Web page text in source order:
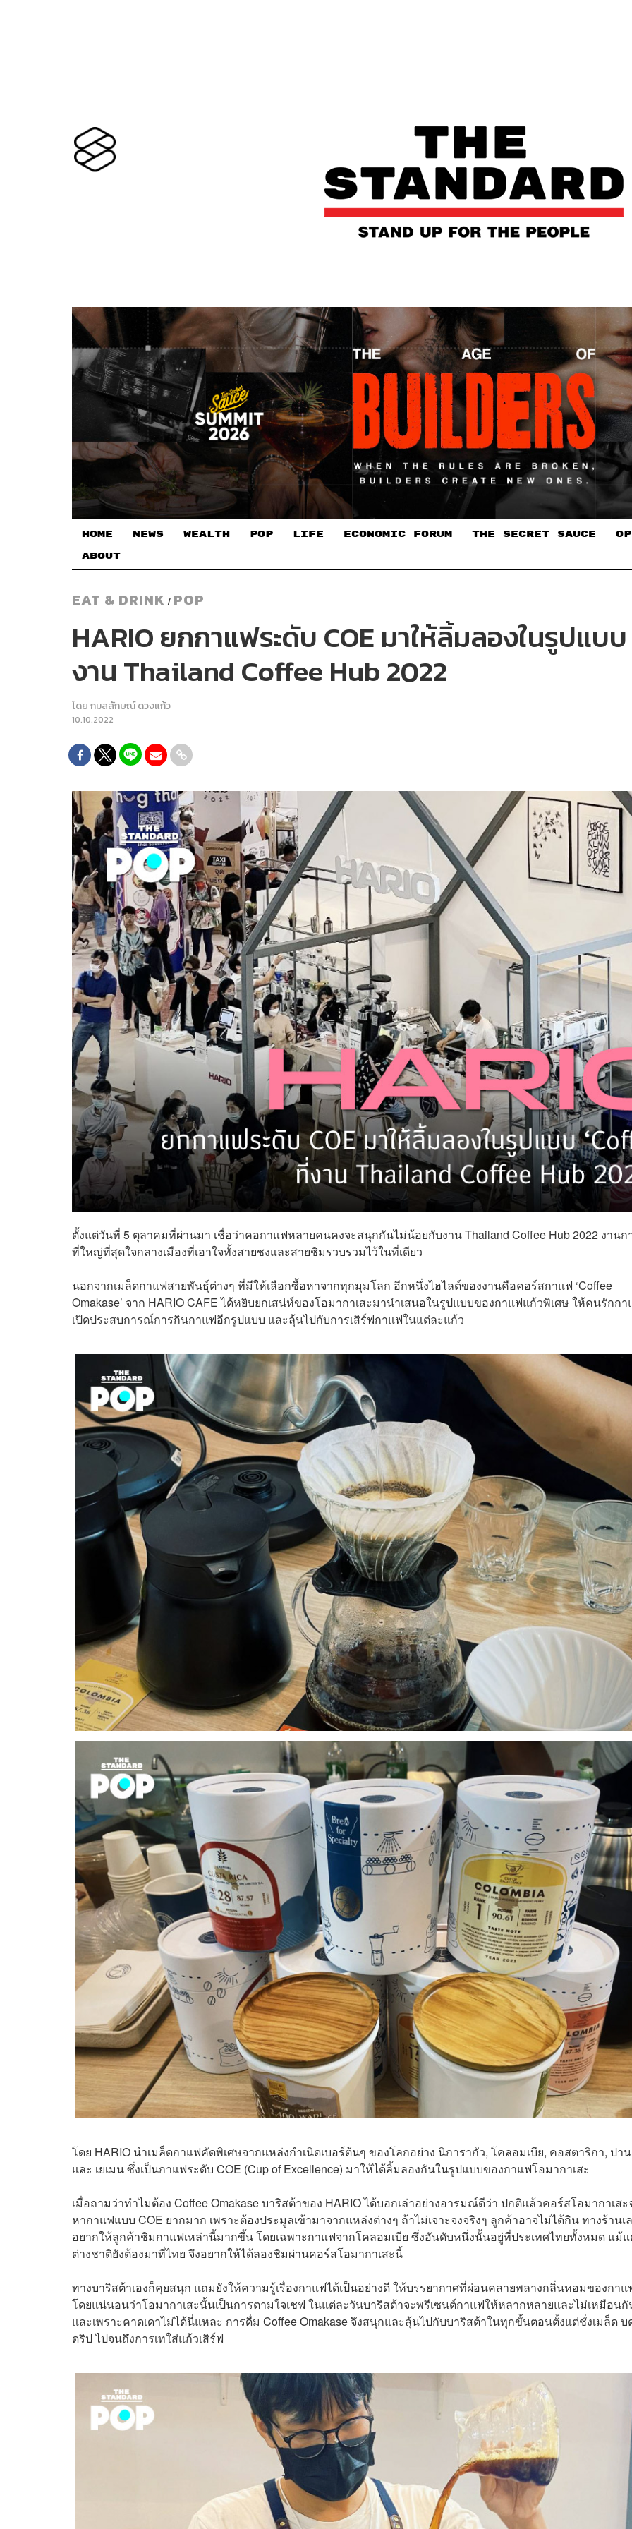
HOME NEWS WEALTH POP LIFE ECONOMIC FORUM THE SECRET SAUCE​
ABOUT
EAT & DRINK / POP
HARIO ยกกาแฟระดับ COE มาให้ลิ้มลองในรูปแบบ
งาน Thailand Coffee Hub 2022
โดยกมลลักษณ์ ดวงแก้ว
10.10.2022
ตั้งแต่วันที่ 5 ตุลาคมที่ผ่านมา เชื่อว่าคอกาแฟหลายคนคงจะสนุกกันไม่น้อยกับงาน Thailand Coffee Hub 2022 งานก
ที่ใหญ่ที่สุดใจกลางเมืองที่เอาใจทั้งสายชงและสายชิมรวบรวมไว้ในที่เดียว
นอกจากเมล็ดกาแฟสายพันธ์ุต่างๆ ที่มีให้เลือกซื้อหาจากทุกมุมโลก อีกหนึ่งไฮไลต์ของงานคือคอร์สกาแฟ ‘Coffee
Omakase’ จาก HARIOCAFE ได้หยิบยกเสน่ห์ของโอมากาเสะมานำเสนอในรูปแบบของกาแฟแก้วพิเศษ ให้คนรักก
เปิดประสบการณ์การกินกาแฟอีกรูปแบบ และลุ้นไปกับการเสิร์ฟกาแฟในแต่ละแก้ว
โดย HARIO นำเมล็ดกาแฟคัดพิเศษจากแหล่งกำเนิดเบอร์ต้นๆ ของโลกอย่าง นิการากัว, โคลอมเบีย, คอสตาริกา, ปา
และ เยเมน ซึ่งเป็นกาแฟระดับ COE (Cup of Excellence) มาให้ได้ลิ้มลองกันในรูปแบบของกาแฟโอมากาเสะ
เมื่อถามว่าทำไมต้อง Coffee Omakase บาริสต้าของ HARIO ได้บอกเล่าอย่างอารมณ์ดีว่า ปกติแล้วคอร์สโอมากาเสะ
หากาแฟแบบ COE ยากมาก เพราะต้องประมูลเข้ามาจากแหล่งต่างๆ ถ้าไม่เจาะจงจริงๆ ลูกค้าอาจไม่ได้กิน ทางร้านเ
อยากให้ลูกค้าชิมกาแฟเหล่านี้มากขึ้น โดยเฉพาะกาแฟจากโคลอมเบีย ซึ่งอันดับหนึ่งนั้นอยู่ที่ประเทศไทยทั้งหมด แม้
ต่างชาติยังต้องมาที่ไทย จึงอยากให้ได้ลองชิมผ่านคอร์สโอมากาเสะนี้
ทางบาริสต้าเองก็คุยสนุก แถมยังให้ความรู้เรื่องกาแฟได้เป็นอย่างดี ให้บรรยากาศที่ผ่อนคลายพลางกลิ่นหอมของกาแ
โดยแน่นอนว่าโอมากาเสะนั้นเป็นการตามใจเชฟ ในแต่ละวันบาริสต้าจะพรีเซนต์กาแฟให้หลากหลายและไม่เหมือนกั
และเพราะคาดเดาไม่ได้นี่แหละ การดื่ม Coffee Omakase จึงสนุกและลุ้นไปกับบาริสต้าในทุกขั้นตอนตั้งแต่ชั่งเมล็ด บ
ดริป ไปจนถึงการเทใส่แก้วเสิร์ฟ